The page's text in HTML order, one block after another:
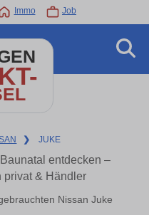
Immo Job
❯ JUKE
entdecken –
privat & Händler
Nissan Juke